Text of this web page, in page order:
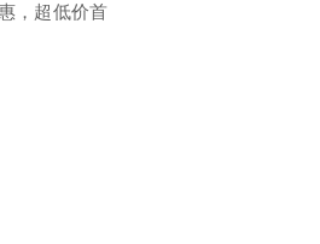
，超低价首